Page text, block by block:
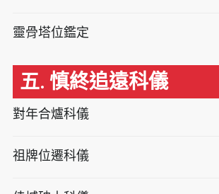
靈骨塔位鑑定
五. 慎終追遠科儀
對年合爐科儀
祖牌位遷科儀